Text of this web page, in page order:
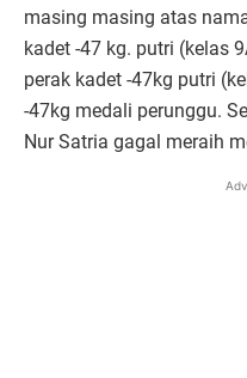
masing masing atas
kadet -47 kg. putri (kelas
perak kadet -47kg putri
-47kg medali perunggu.
Nur Satria gagal meraih